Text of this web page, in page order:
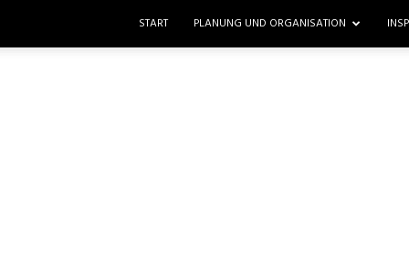
START PLANUNG UND ORGANISATION